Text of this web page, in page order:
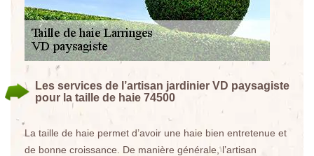
Les services de l’artisan jardinier VD paysagiste
pour la taille de haie 74500
La taille de haie permet d’avoir une haie bien entretenue et
de bonne croissance. De manière générale, l’artisan